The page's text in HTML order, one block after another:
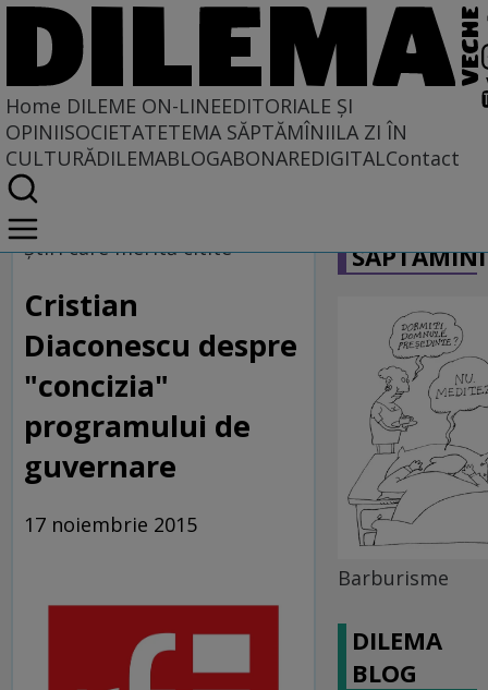
Home DILEME ON-LINEEDITORIALE ȘI
OPINIISOCIETATETEMA SĂPTĂMÎNIILA ZI ÎN
CULTURĂDILEMABLOGABONAREDIGITALContact
Home
Dileme on-line
Ştiri care merită citite
Cristian
Diaconescu despre
"concizia"
programului de
guvernare
17 noiembrie 2015
Barburisme
DILEMA
BLOG